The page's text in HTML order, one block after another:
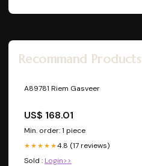
Recommand Products
A89781 Riem Gasveer
US$ 168.01
Min. order: 1 piece
★★★★★4.8 (17 reviews)
Sold : Login>>